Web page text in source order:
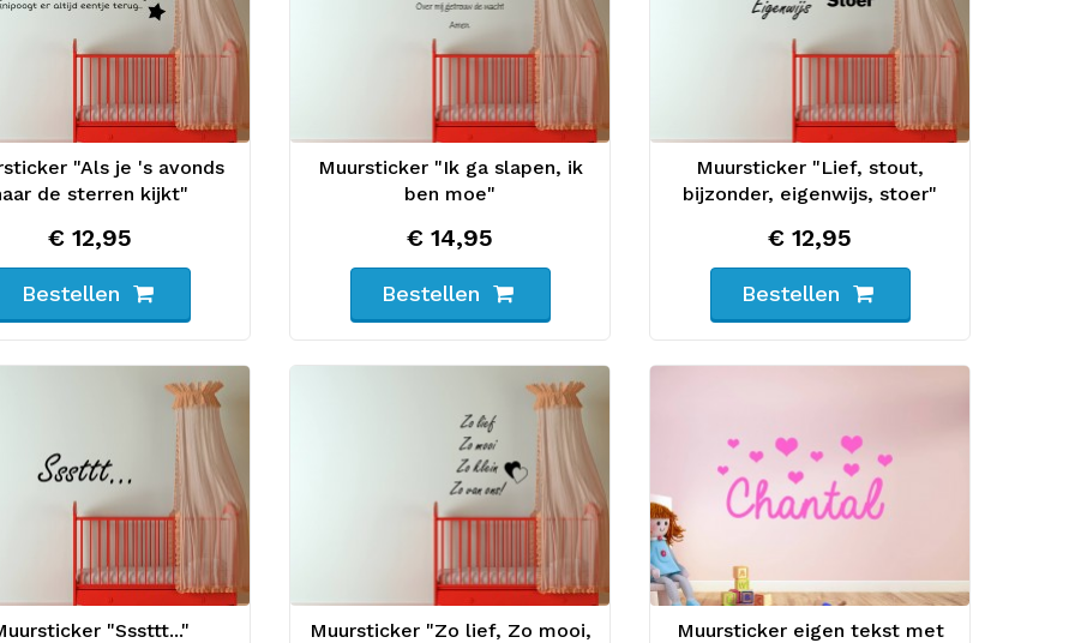
"Als je 's avonds
de sterren kijkt"
€ 12,95
Bestellen
Muursticker "Ik ga slapen, ik
ben moe"
€ 14,95
Bestellen
Muursticker "Lief, stout,
bijzonder, eigenwijs, stoer"
€ 12,95
Bestellen
"Sssttt..."
Muursticker "Zo lief, Zo mooi,
Muursticker eigen tekst met